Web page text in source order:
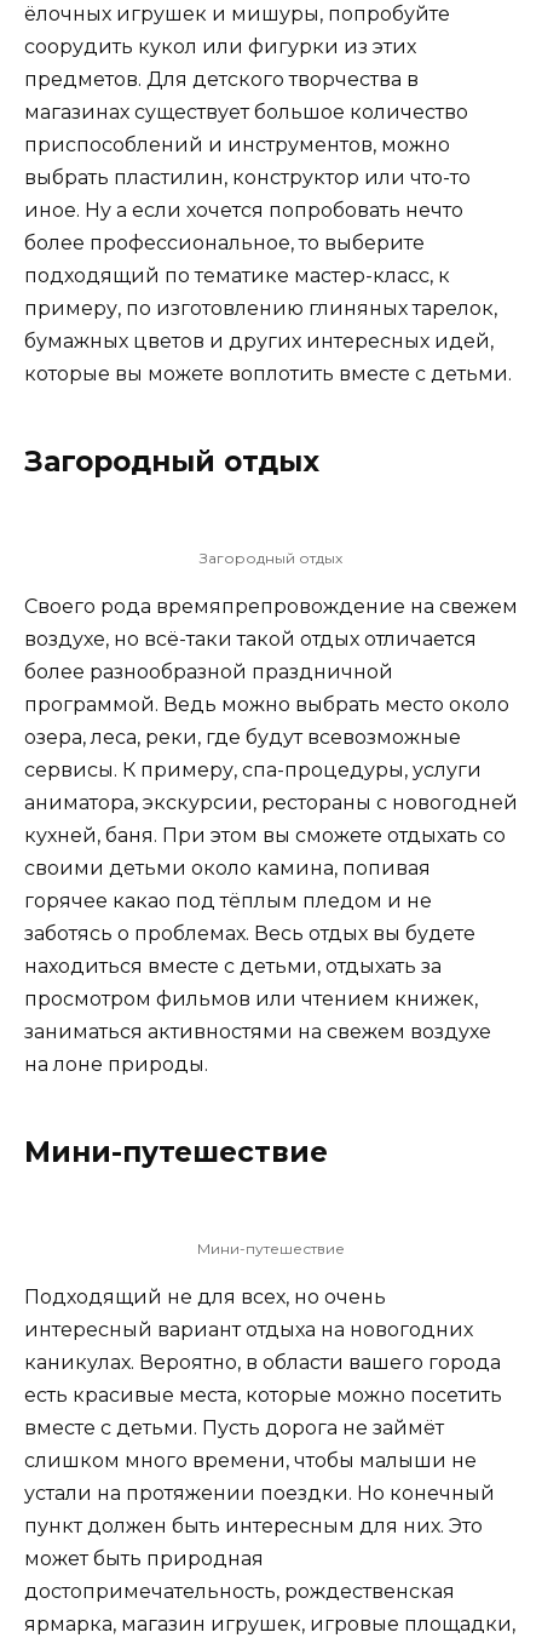
ёлочных игрушек и мишуры, попробуйте
соорудить кукол или фигурки из этих
предметов. Для детского творчества в
магазинах существует большое количество
приспособлений и инструментов, можно
выбрать пластилин, конструктор или что-то
иное. Ну а если хочется попробовать нечто
более профессиональное, то выберите
подходящий по тематике мастер-класс, к
примеру, по изготовлению глиняных тарелок,
бумажных цветов и других интересных идей,
которые вы можете воплотить вместе с детьми.
Загородный отдых
Загородный отдых
Своего рода времяпрепровождение на свежем
воздухе, но всё-таки такой отдых отличается
более разнообразной праздничной
программой. Ведь можно выбрать место около
озера, леса, реки, где будут всевозможные
сервисы. К примеру, спа-процедуры, услуги
аниматора, экскурсии, рестораны с новогодней
кухней, баня. При этом вы сможете отдыхать со
своими детьми около камина, попивая
горячее какао под тёплым пледом и не
заботясь о проблемах. Весь отдых вы будете
находиться вместе с детьми, отдыхать за
просмотром фильмов или чтением книжек,
заниматься активностями на свежем воздухе
на лоне природы.
Мини-путешествие
Мини-путешествие
Подходящий не для всех, но очень
интересный вариант отдыха на новогодних
каникулах. Вероятно, в области вашего города
есть красивые места, которые можно посетить
вместе с детьми. Пусть дорога не займёт
слишком много времени, чтобы малыши не
устали на протяжении поездки. Но конечный
пункт должен быть интересным для них. Это
может быть природная
достопримечательность, рождественская
ярмарка, магазин игрушек, игровые площадки,